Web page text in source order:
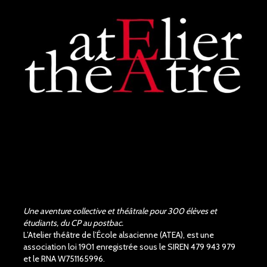
les acteurs et la...
voir plus
Judith Aubry.
Bravo !!! Que de bons
acteurs !! Quel beau travail.
Un Richard III de très bonne
qualité.
Une aventure collective et théâtrale pour 300 élèves et
étudiants, du CP au postbac.
L’Atelier théâtre de l’École alsacienne (ATEA), est une
association loi 1901 enregistrée sous le SIREN 479 943 979
et le RNA W751165996.